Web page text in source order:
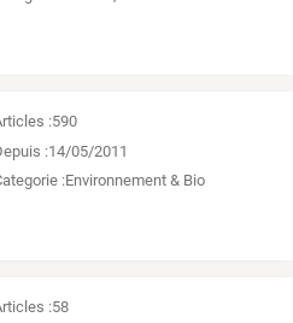
:590
:14/05/2011
:Environnement & Bio
:58